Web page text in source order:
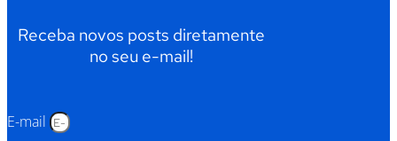
Receba novos posts diretamente
no seu e-mail!
E-mail